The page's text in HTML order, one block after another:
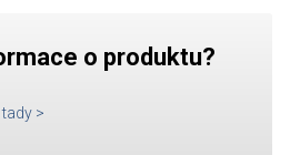
o produktu?
tady >